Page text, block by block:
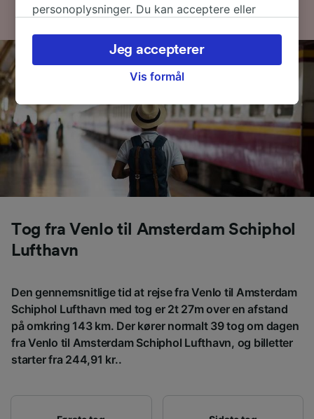
Tog fra Venlo til Amsterdam Schiphol
Lufthavn
Den gennemsnitlige tid at rejse fra Venlo til Amsterdam
Schiphol Lufthavn med tog er 2t 27m over en afstand
på omkring 143 km. Der kører normalt 39 tog om dagen
fra Venlo til Amsterdam Schiphol Lufthavn, og billetter
starter fra 244,91 kr..
personoplysninger. Du kan acceptere eller
herunder din ret til at gøre indsigelse, hvor
legitim interesse bruges, eller når som helst på
siden om privatlivspolitik. Disse valg
browsingdata. Dine data vil ikke blive brugt til
sporingsformål, hvis du har bedt os om ikke at
spore dig.
Vi og vores partnere behandler data for at
levere:
enhedskarakteristika til identifikation.
Opbevare og/eller tilgå oplysninger på en
enhed. Tilpasset annoncering og indhold,
målgruppeundersøgelser og udvikling af
tjenester.
Liste over partnere (leverandører)
Vis formål
Jeg accepterer